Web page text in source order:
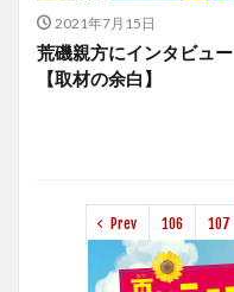
2021年7月15日
荒磯親方にインタビュー
【取材の余白】
Prev 106 107